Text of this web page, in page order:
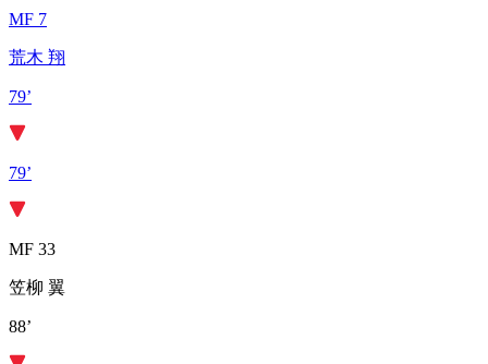
MF 7
荒木 翔
79’
79’
MF 33
笠柳 翼
88’